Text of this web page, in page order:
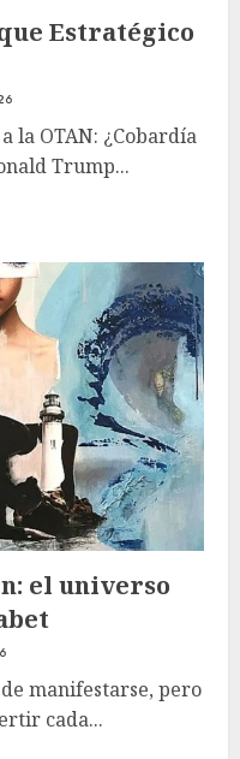
Estratégico
la OTAN: ¿Cobardía
Trump...
el universo
manifestarse, pero
cada...